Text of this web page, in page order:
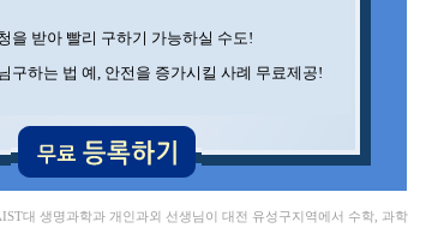
을 받아 빨리 구하기 가능하실 수도!
구하는 법 예, 안전을 증가시킬 사례 무료제공!
대 생명과학과 개인과외 선생님이 대전 유성구지역에서 수학, 과학